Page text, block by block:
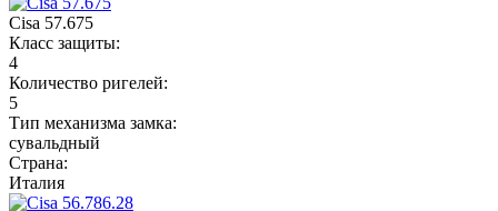
Cisa 57.675
Класс защиты:
4
Количество ригелей:
5
Тип механизма замка:
сувальдный
Страна:
Италия